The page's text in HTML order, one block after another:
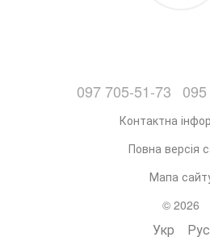
097 705-51-73
Контактна
Повна версія
Мапа
© 2026
Укр Рус